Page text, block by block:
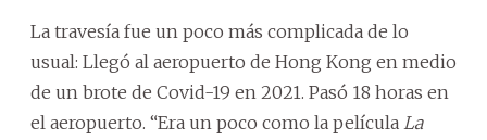
La travesía fue un poco más complicada de lo
usual: Llegó al aeropuerto de Hong Kong en medio
de un brote de Covid-19 en 2021. Pasó 18 horas en
el aeropuerto. “Era un poco como la película La